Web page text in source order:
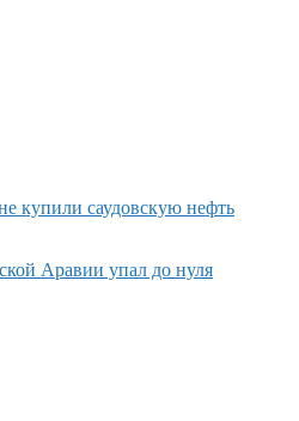
купили саудовскую нефть
Аравии упал до нуля